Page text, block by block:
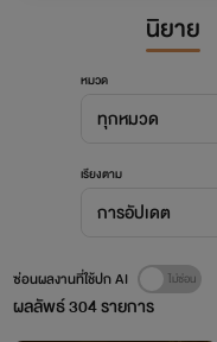
นิยาย
หมวด
ทุกหมวด
เรียงตาม
การอัปเดต
ผลลัพธ์304รายการ
ซ่อนผลงานที่ใช้ปก AI